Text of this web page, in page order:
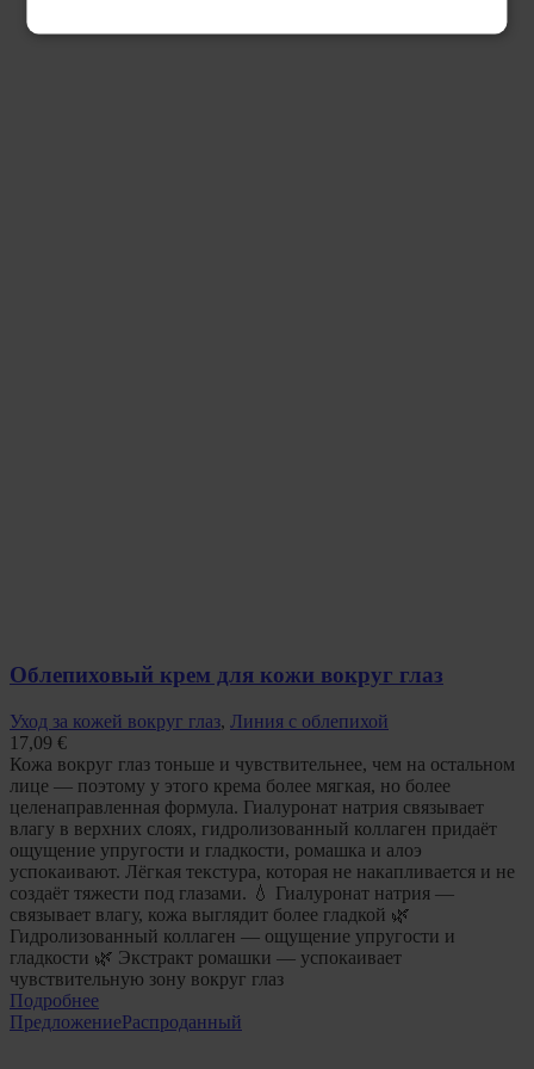
Облепиховый крем для кожи вокруг глаз
Уход за кожей вокруг глаз, Линия с облепихой
17,09 €
Кожа вокруг глаз тоньше и чувствительнее, чем на остальном
лице — поэтому у этого крема более мягкая, но более
целенаправленная формула. Гиалуронат натрия связывает
влагу в верхних слоях, гидролизованный коллаген придаёт
ощущение упругости и гладкости, ромашка и алоэ
успокаивают. Лёгкая текстура, которая не накапливается и не
создаёт тяжести под глазами. 💧 Гиалуронат натрия —
связывает влагу, кожа выглядит более гладкой 🌿
Гидролизованный коллаген — ощущение упругости и
гладкости 🌿 Экстракт ромашки — успокаивает
чувствительную зону вокруг глаз
Подробнее
ПредложениеРаспроданный